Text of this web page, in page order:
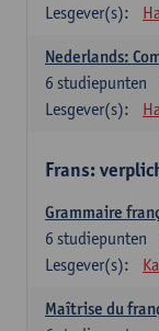
Lesgever(s):
Nederlands:
6 studiepunten
Lesgever(s):
Frans:
Grammaire
6 studiepunten
Lesgever(s):
Maîtrise du